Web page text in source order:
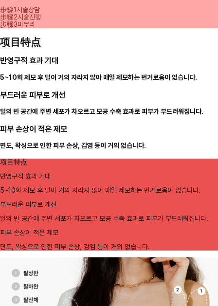
步骤1시술상담
步骤2시술진행
步骤3마무리
项目特点
반영구적 효과 기대
5~10회 제모 후 털이 거의 자라지 않아 매일 제모하는 번거로움이 없습니다.
부드러운 피부로 개선
털의 빈 공간에 주변 세포가 차오르고 모공 수축 효과로 피부가 부드러워집니다.
피부 손상이 적은 제모
면도, 왁싱으로 인한 피부 손상, 감염 등이 거의 없습니다.
项目特点
반영구적 효과 기대
5~10회 제모 후 털이 거의 자라지 않아 매일 제모하는 번거로움이 없습니다.
부드러운 피부로 개선
털의 빈 공간에 주변 세포가 차오르고 모공 수축 효과로 피부가 부드러워집니다.
피부 손상이 적은 제모
면도, 왁싱으로 인한 피부 손상, 감염 등이 거의 없습니다.